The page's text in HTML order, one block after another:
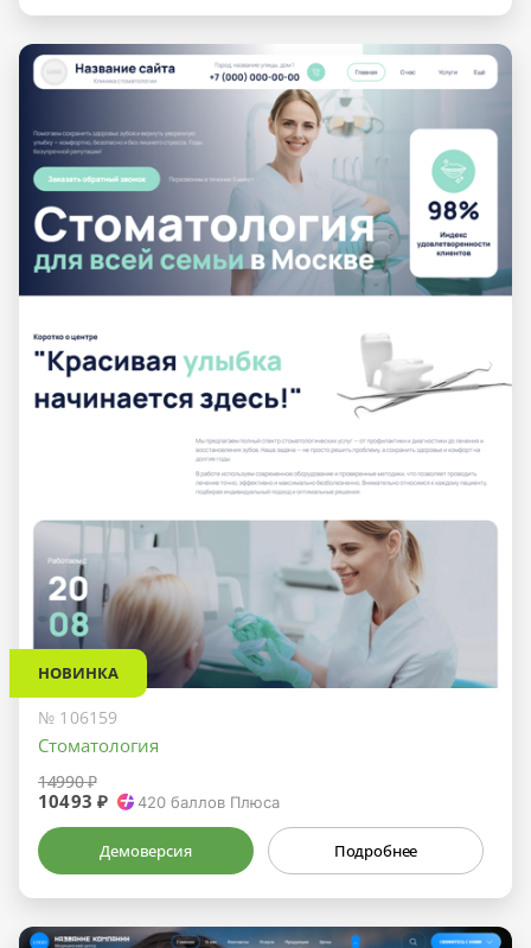
НОВИНКА
№ 106159
Стоматология
14990 ₽
10493 ₽ 420 баллов Плюса
Демоверсия Подробнее